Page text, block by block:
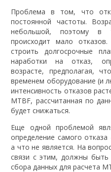
Проблема в том, что
постоянной частоты.
небольшой, поэтому в
происходит мало
строить долгосрочные
наработки на отказ,
возрасте, предполагая,
временем оборудование (и
интенсивность отказов
MTBF, рассчитанная по
будет снижаться.
Еще одной проблемой
определение самого
а что не является. На
связи с этим, должны
сбора данных для расчета